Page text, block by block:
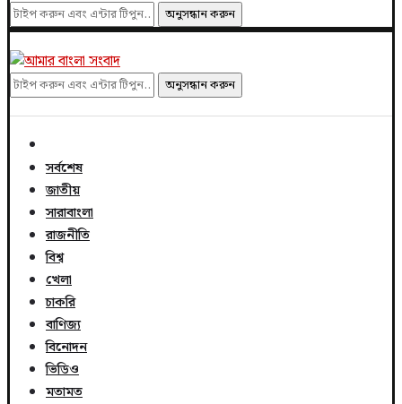
অনুসন্ধান করুন
অনুসন্ধান করুন
সর্বশেষ
জাতীয়
সারাবাংলা
রাজনীতি
বিশ্ব
খেলা
চাকরি
বাণিজ্য
বিনোদন
ভিডিও
মতামত